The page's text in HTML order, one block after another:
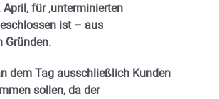
für ‚unterminierten
ist – aus
Gründen.
dem Tag ausschließlich Kunden
sollen, da der